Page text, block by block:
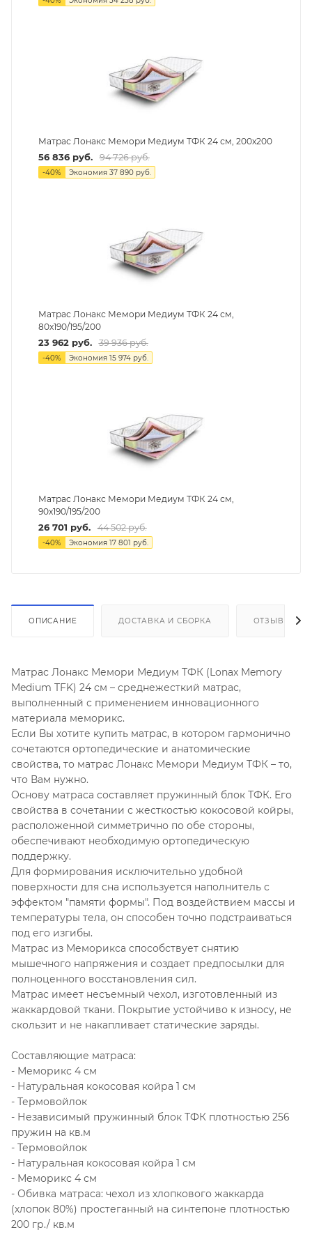
Матрас Лонакс Мемори Медиум ТФК 24 см, 200х200
56 836руб. 94 726руб.
-40% Экономия 37 890руб.
Матрас Лонакс Мемори Медиум ТФК 24 см,
80х190/195/200
23 962руб. 39 936руб.
-40% Экономия 15 974руб.
Матрас Лонакс Мемори Медиум ТФК 24 см,
90х190/195/200
26 701 руб. 44 502руб.
-40% Экономия 17 801 руб.
ОПИСАНИЕ ДОСТАВКА И СБОРКА ОТЗЫВЫ
Матрас Лонакс Мемори Медиум ТФК (Lonax Memory
Medium TFK) 24 см – среднежесткий матрас,
выполненный с применением инновационного
материала меморикс.
Если Вы хотите купить матрас, в котором гармонично
сочетаются ортопедические и анатомические
свойства, то матрас Лонакс Мемори Медиум ТФК – то,
что Вам нужно.
Основу матраса составляет пружинный блок ТФК. Его
свойства в сочетании с жесткостью кокосовой койры,
расположенной симметрично по обе стороны,
обеспечивают необходимую ортопедическую
поддержку.
Для формирования исключительно удобной
поверхности для сна используется наполнитель с
эффектом "памяти формы". Под воздействием массы и
температуры тела, он способен точно подстраиваться
под его изгибы.
Матрас из Меморикса способствует снятию
мышечного напряжения и создает предпосылки для
полноценного восстановления сил.
Матрас имеет несъемный чехол, изготовленный из
жаккардовой ткани. Покрытие устойчиво к износу, не
скользит и не накапливает статические заряды.
Составляющие матраса:
- Меморикс 4 см
- Натуральная кокосовая койра 1 см
- Термовойлок
- Независимый пружинный блок ТФК плотностью 256
пружин на кв.м
- Термовойлок
- Натуральная кокосовая койра 1 см
- Меморикс 4 см
- Обивка матраса: чехол из хлопкового жаккарда
(хлопок 80%) простеганный на синтепоне плотностью
200 гр./ кв.м